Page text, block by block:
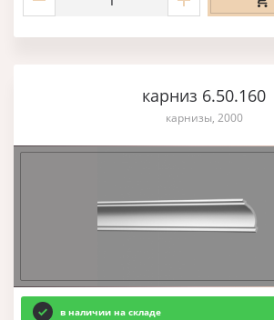
карниз 6.50.160
карнизы, 2000
в наличии на складе